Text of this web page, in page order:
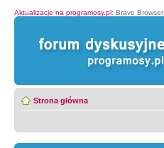
Aktualizacje na programosy.pl: Brave Browser
Strona główna